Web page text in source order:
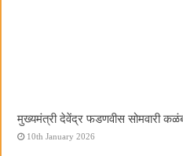
मुख्यमंत्री देवेंद्र फडणवीस सोमवारी
10th January 2026